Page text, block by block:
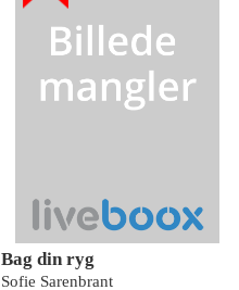
Bag din ryg
Sofie Sarenbrant